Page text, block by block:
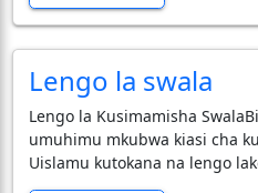
Lengo la swala
Lengo la Kusimamisha
umuhimu mkubwa kiasi cha
Uislamu kutokana na lengo